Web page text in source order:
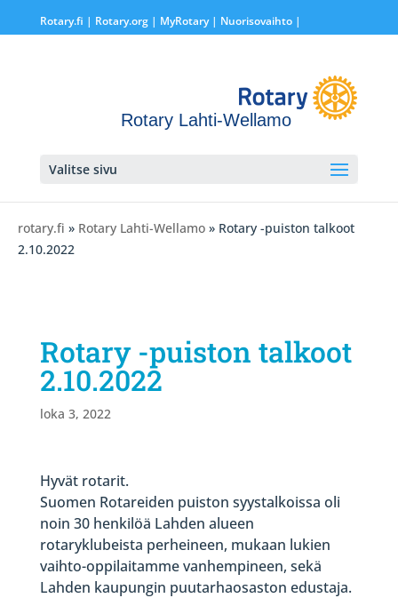
Rotary.fi | Rotary.org| MyRotary | Nuorisovaihto|
Rotary Lahti-Wellamo
Valitse sivu
rotary.fi » Rotary Lahti-Wellamo » Rotary -puiston talkoot
2.10.2022
Rotary -puiston talkoot
2.10.2022
loka 3, 2022
Hyvät rotarit.
Suomen Rotareiden puiston syystalkoissa oli
noin 30 henkilöä Lahden alueen
rotaryklubeista perheineen, mukaan lukien
vaihto-oppilaitamme vanhempineen, sekä
Lahden kaupungin puutarhaosaston edustaja.